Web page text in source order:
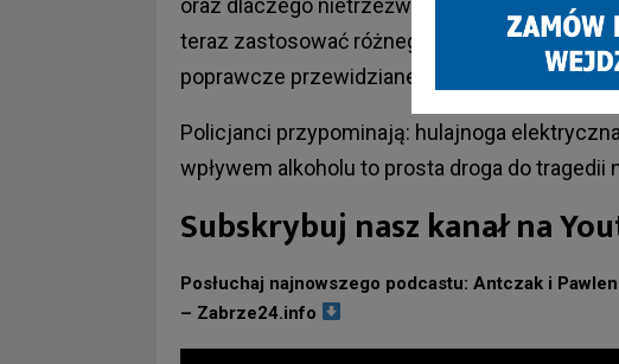
teraz zastosować różnego rodzaju środki
poprawcze przewidziane w ustawie o
Policjanci przypominają: hulajnoga
wpływem alkoholu to prosta droga do tragedii
Subskrybuj nasz kanał na
Posłuchaj najnowszego podcastu: Antczak i
– Zabrze24.info